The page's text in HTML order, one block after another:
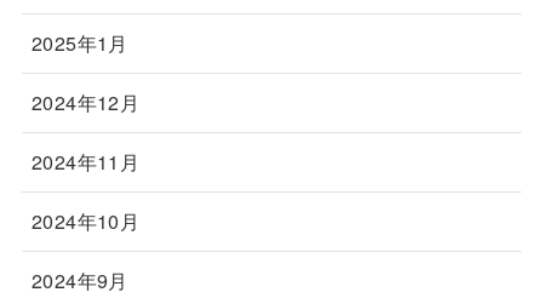
2025年1月
2024年12月
2024年11月
2024年10月
2024年9月